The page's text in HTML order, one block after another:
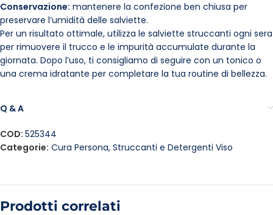
Conservazione: mantenere la confezione ben chiusa per
preservare l’umidità delle salviette.
Per un risultato ottimale, utilizza le salviette struccanti ogni sera
per rimuovere il trucco e le impurità accumulate durante la
giornata. Dopo l’uso, ti consigliamo di seguire con un tonico o
una crema idratante per completare la tua routine di bellezza.
Q & A
COD: 525344
Categorie: Cura Persona, Struccanti e Detergenti Viso
Prodotti correlati